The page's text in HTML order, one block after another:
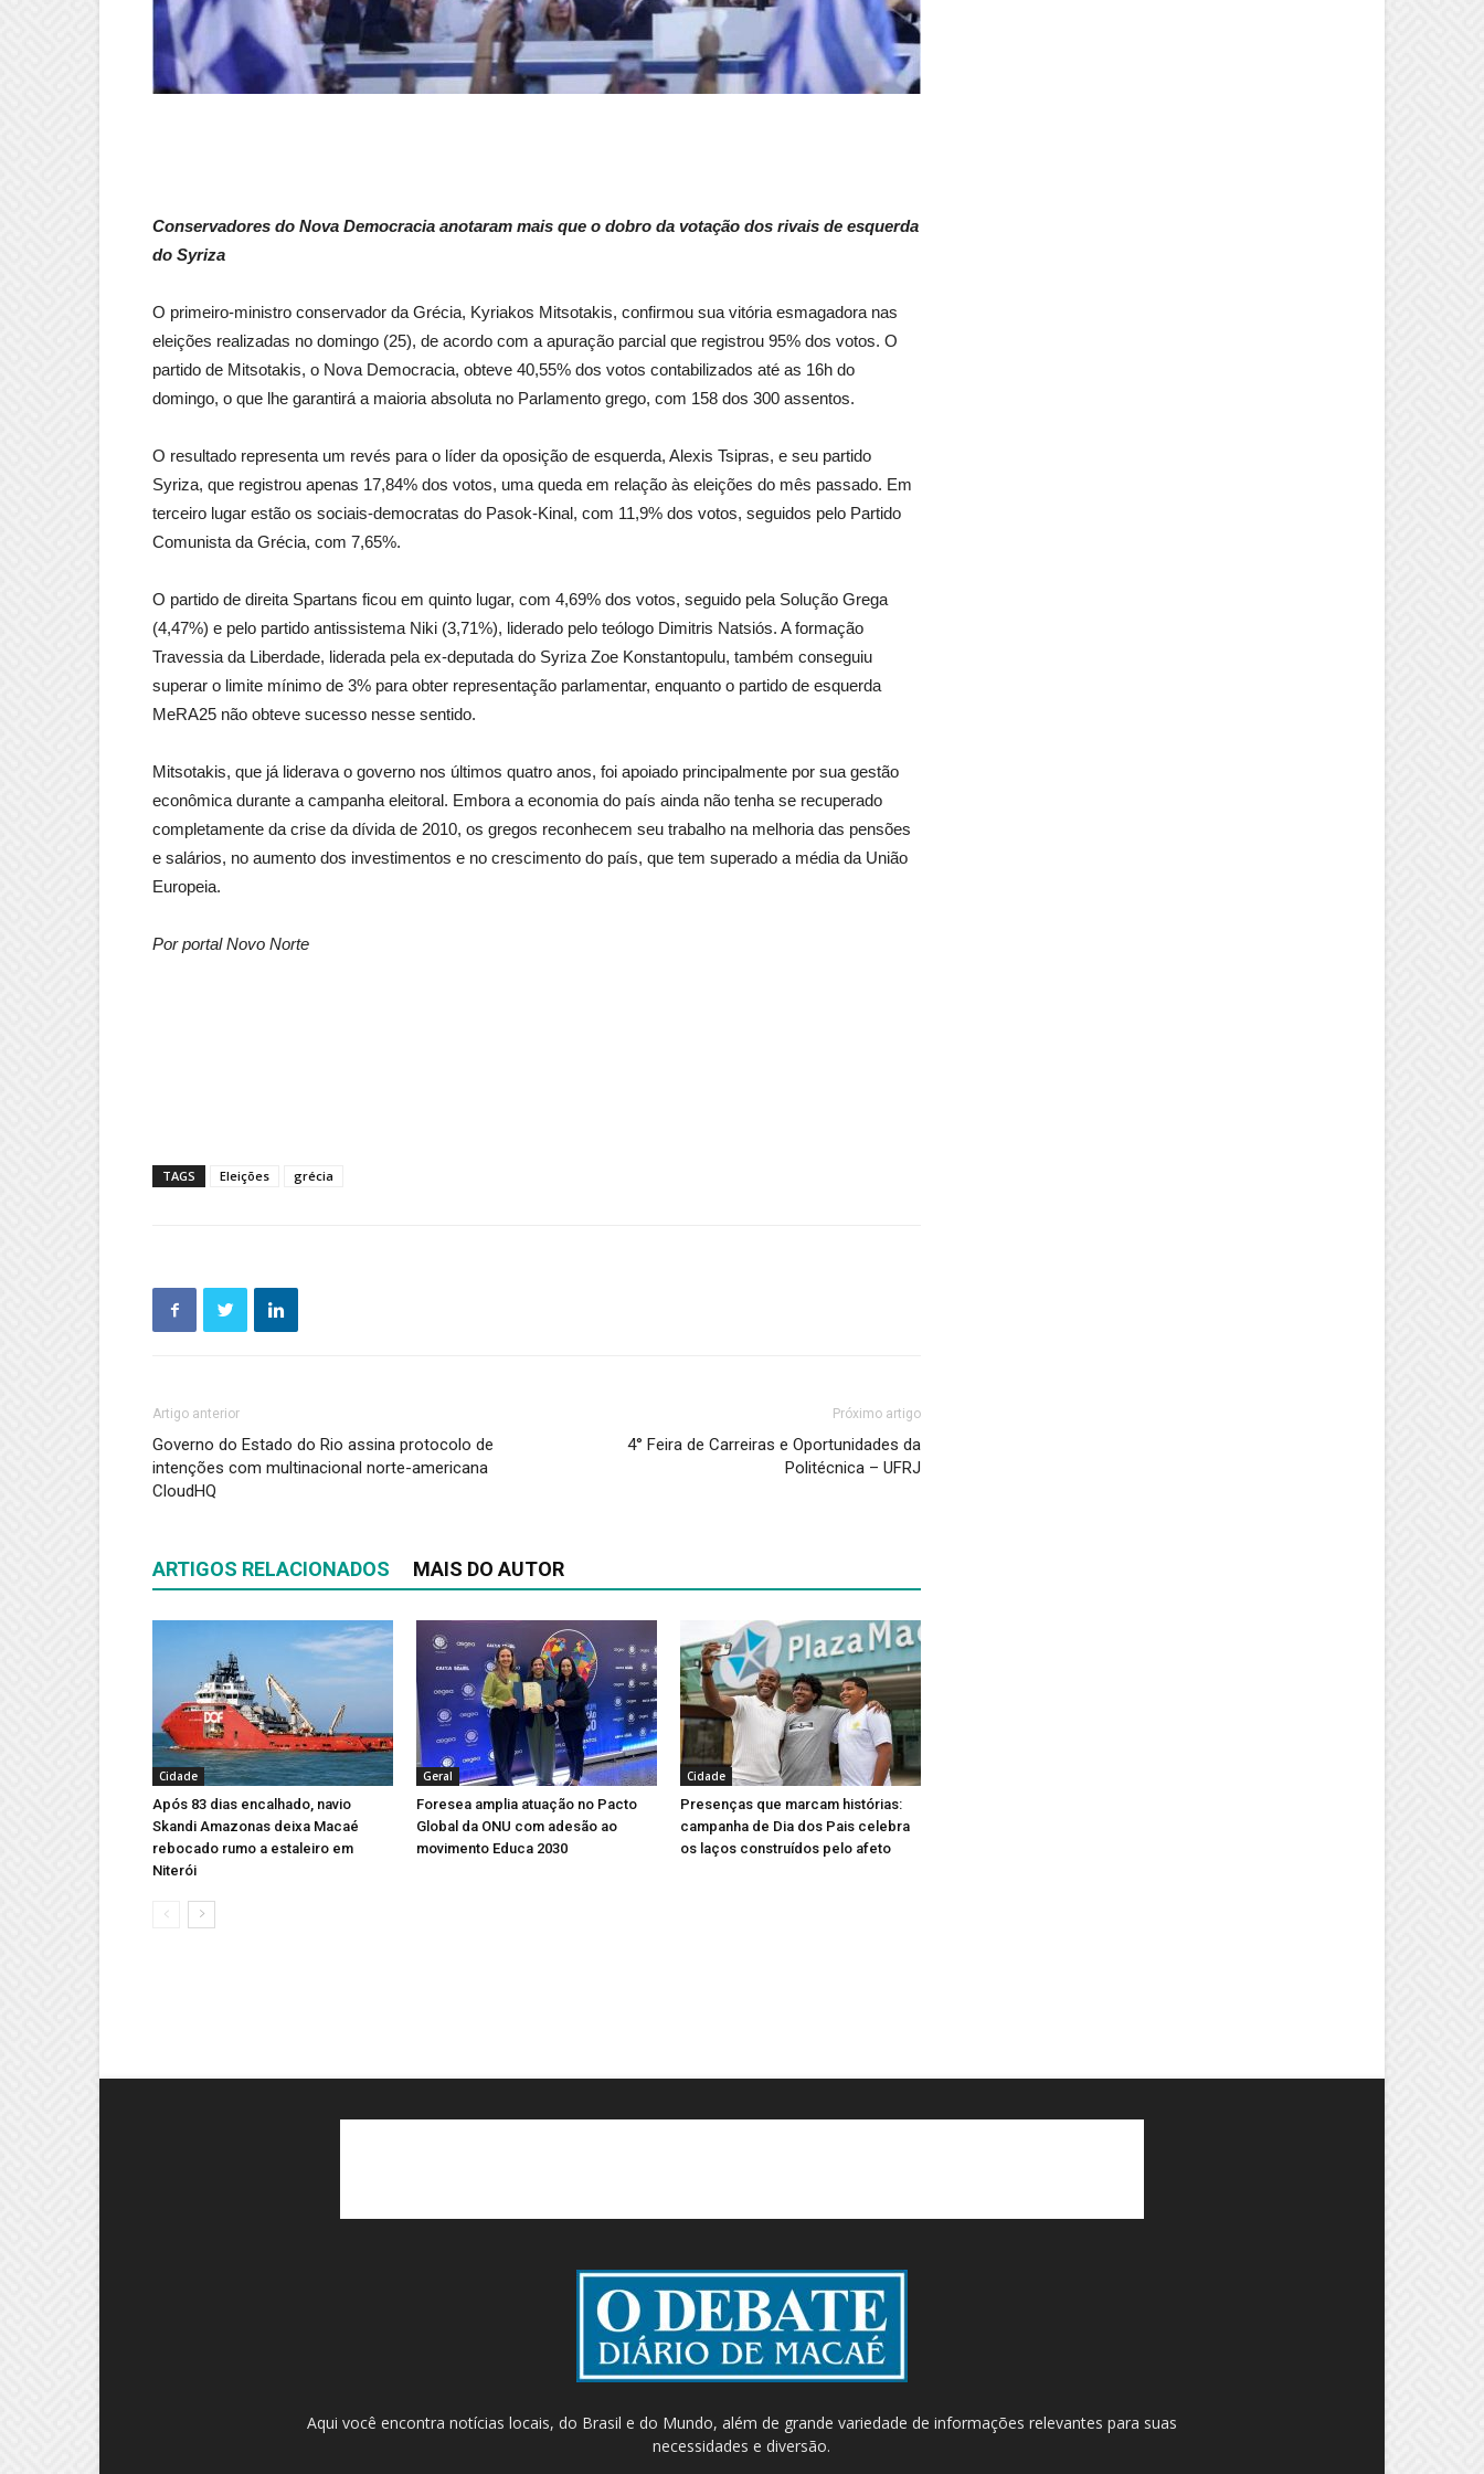
Conservadores do Nova Democracia anotaram mais que o dobro da votação dos rivais de esquerda
do Syriza
O primeiro-ministro conservador da Grécia, Kyriakos Mitsotakis, confirmou sua vitória esmagadora nas
eleições realizadas no domingo (25), de acordo com a apuração parcial que registrou 95% dos votos. O
partido de Mitsotakis, o Nova Democracia, obteve 40,55% dos votos contabilizados até as 16h do
domingo, o que lhe garantirá a maioria absoluta no Parlamento grego, com 158 dos 300 assentos.
O resultado representa um revés para o líder da oposição de esquerda, Alexis Tsipras, e seu partido
Syriza, que registrou apenas 17,84% dos votos, uma queda em relação às eleições do mês passado. Em
terceiro lugar estão os sociais-democratas do Pasok-Kinal, com 11,9% dos votos, seguidos pelo Partido
Comunista da Grécia, com 7,65%.
O partido de direita Spartans ficou em quinto lugar, com 4,69% dos votos, seguido pela Solução Grega
(4,47%) e pelo partido antissistema Niki (3,71%), liderado pelo teólogo Dimitris Natsiós. A formação
Travessia da Liberdade, liderada pela ex-deputada do Syriza Zoe Konstantopulu, também conseguiu
superar o limite mínimo de 3% para obter representação parlamentar, enquanto o partido de esquerda
MeRA25 não obteve sucesso nesse sentido.
Mitsotakis, que já liderava o governo nos últimos quatro anos, foi apoiado principalmente por sua gestão
econômica durante a campanha eleitoral. Embora a economia do país ainda não tenha se recuperado
completamente da crise da dívida de 2010, os gregos reconhecem seu trabalho na melhoria das pensões
e salários, no aumento dos investimentos e no crescimento do país, que tem superado a média da União
Europeia.
Por portal Novo Norte
TAGS Eleições grécia
Artigo anterior
Governo do Estado do Rio assina protocolo de
intenções com multinacional norte-americana
CloudHQ
Próximo artigo
4° Feira de Carreiras e Oportunidades da
Politécnica – UFRJ
ARTIGOS RELACIONADOS MAIS DO AUTOR
Cidade
Após 83 dias encalhado, navio
Skandi Amazonas deixa Macaé
rebocado rumo a estaleiro em
Niterói
Geral
Foresea amplia atuação no Pacto
Global da ONU com adesão ao
movimento Educa 2030
Cidade
Presenças que marcam histórias:
campanha de Dia dos Pais celebra
os laços construídos pelo afeto
Aqui você encontra notícias locais, do Brasil e do Mundo, além de grande variedade de informações relevantes para suas
necessidades e diversão.